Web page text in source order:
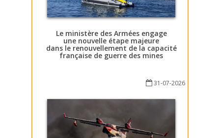
Le ministère des Armées engage
une nouvelle étape majeure
dans le renouvellement de la capacité
française de guerre des mines
31-07-2026